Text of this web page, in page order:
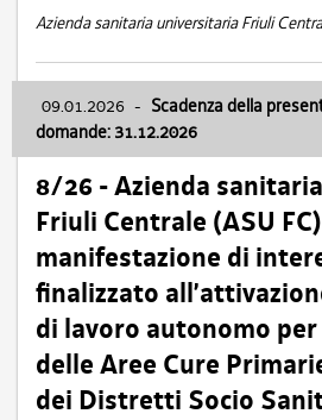
Azienda sanitaria universitaria Friuli
09.01.2026 - Scadenza della
domande: 31.12.2026
8/26 - Azienda
Friuli Centrale (ASU
manifestazione di
finalizzato
di lavoro autonomo per
delle Aree Cure
dei Distretti Socio